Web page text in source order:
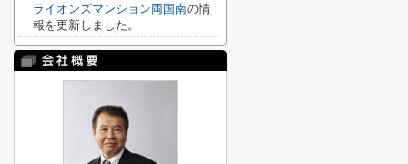
ライオンズマンション両国南の情
報を更新しました。